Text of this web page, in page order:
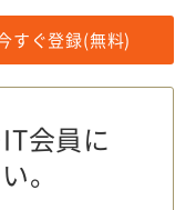
すぐ登録(無料)
会員に
。